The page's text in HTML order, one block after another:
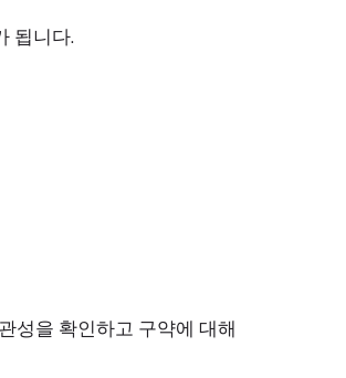
됩니다.
성을 확인하고 구약에 대해